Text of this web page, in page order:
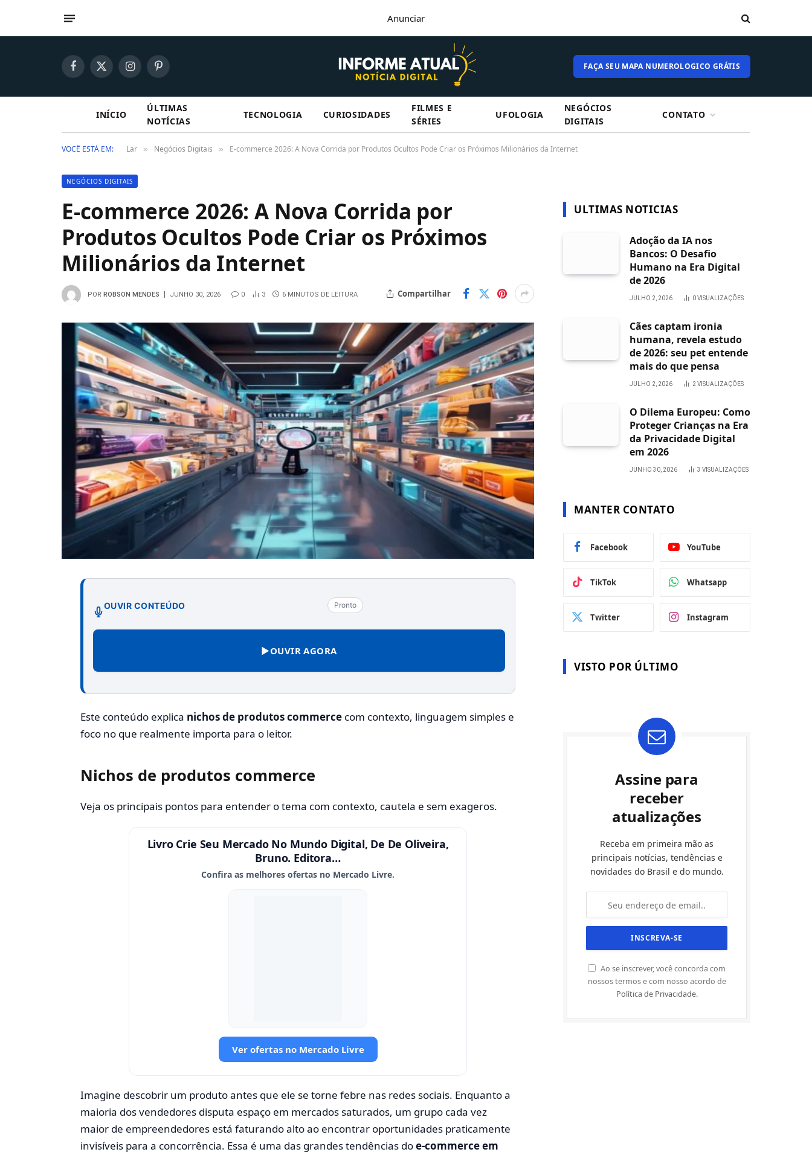
Anunciar
Facebook
X
InstagramPinterest FAÇA SEU MAPA NUMEROLOGICO GRÁTIS
INÍCIO
ÚLTIMAS
NOTÍCIAS
TECNOLOGIA CURIOSIDADES
FILMES E
SÉRIES
UFOLOGIA
NEGÓCIOS
DIGITAIS
CONTATO
VOCÊ ESTÁ EM: Lar » Negócios Digitais » E-commerce 2026: A Nova Corrida por Produtos Ocultos Pode Criar os Próximos Milionários da Internet
NEGÓCIOS DIGITAIS
E-commerce 2026: A Nova Corrida por
Produtos Ocultos Pode Criar os Próximos
Milionários da Internet
POR ROBSON MENDES JUNHO 30, 2026 0 3 6 MINUTOS DE LEITURA Compartilhar
OUVIR CONTEÚDO Pronto
▶OUVIR AGORA
Este conteúdo explica nichos de produtos commercecom contexto, linguagem simples e
foco no que realmente importa para o leitor.
Nichos de produtos commerce
Veja os principais pontos para entender o tema com contexto, cautela e sem exageros.
Livro Crie Seu Mercado No Mundo Digital, De De Oliveira,
Bruno. Editora…
Confira as melhores ofertas no Mercado Livre.
Ver ofertas no Mercado Livre
Imagine descobrir um produto antes que ele se torne febre nas redes sociais. Enquanto a
maioria dos vendedores disputa espaço em mercados saturados, um grupo cada vez
maior de empreendedores está faturando alto ao encontrar oportunidades praticamente
invisíveis para a concorrência. Essa é uma das grandes tendências doe-commerce em
ULTIMAS NOTICIAS
Adoção da IA nos
Bancos: O Desafio
Humano na Era Digital
de 2026
JULHO 2, 2026 0VISUALIZAÇÕES
Cães captam ironia
humana, revela estudo
de 2026: seu pet entende
mais do que pensa
JULHO 2, 2026 2 VISUALIZAÇÕES
O Dilema Europeu: Como
Proteger Crianças na Era
da Privacidade Digital
em 2026
JUNHO 30, 2026 3 VISUALIZAÇÕES
MANTER CONTATO
Facebook YouTube
TikTok Whatsapp
Twitter Instagram
VISTO POR ÚLTIMO
Assine para
receber
atualizações
Receba em primeira mão as
principais notícias, tendências e
novidades do Brasil e do mundo.
Ao se inscrever, você concorda com
nossos termos e com nosso acordo de
Política de Privacidade.